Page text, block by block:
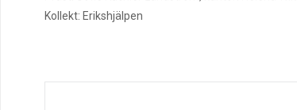
Kollekt: Erikshjälpen